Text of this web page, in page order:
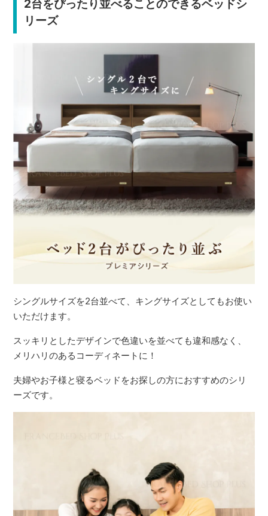
2台をぴったり並べることのできるベッドシ
リーズ
シングルサイズを2台並べて、キングサイズとしてもお使い
いただけます。
スッキリとしたデザインで色違いを並べても違和感なく、
メリハリのあるコーディネートに！
夫婦やお子様と寝るベッドをお探しの方におすすめのシリ
ーズです。